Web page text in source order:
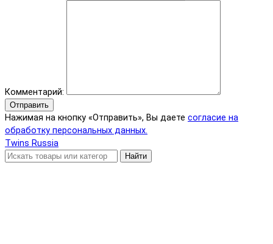
Комментарий:
Отправить
Нажимая на кнопку «Отправить», Вы даете согласие на
обработку персональных данных.
Twins Russia
Найти